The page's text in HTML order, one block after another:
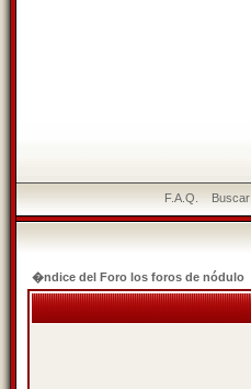
F.A.Q. Buscar
�ndice del Foro los foros de nódulo